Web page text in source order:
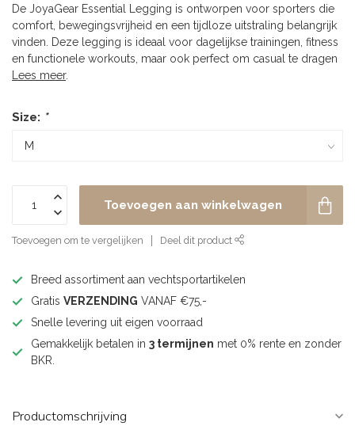
De JoyaGear Essential Legging is ontworpen voor sporters die
comfort, bewegingsvrijheid en een tijdloze uitstraling belangrijk
vinden. Deze legging is ideaal voor dagelijkse trainingen, fitness
en functionele workouts, maar ook perfect om casual te dragen
Lees meer.
Size: *
Toevoegen aan winkelwagen
Toevoegen om te vergelijken Deel dit product
Breed assortiment aan vechtsportartikelen
Gratis VERZENDING VANAF €75,-
Snelle levering uit eigen voorraad
Gemakkelijk betalen in 3 termijnen met 0% rente en zonder
BKR.
Productomschrijving